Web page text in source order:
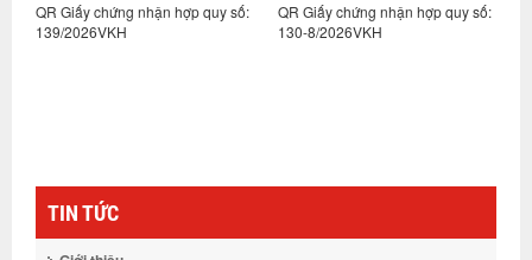
QR Giấy chứng nhận hợp quy số:
139/2026VKH
QR Giấy chứng nhận hợp quy số:
130-8/2026VKH
TIN TỨC